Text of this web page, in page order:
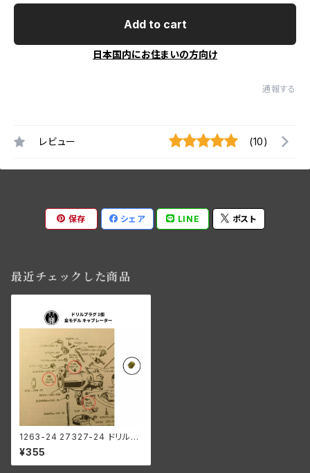
Add to cart
日本国内にお住まいの方向け
通報する
レビュー (10)
保存 シェア LINE ポスト
最近チェックした商品
1263-24 27327-24 ドリルプ
ラグ 1個 ハーレーダビッドソン
全モデル キャブレーター
¥355